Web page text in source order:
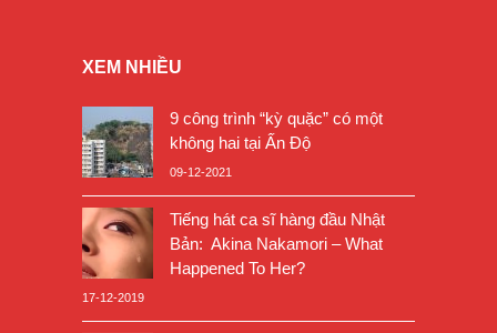
XEM NHIỀU
9 công trình “kỳ quặc” có một
không hai tại Ấn Độ
09-12-2021
Tiếng hát ca sĩ hàng đầu Nhật
Bản: Akina Nakamori – What
Happened To Her?
17-12-2019